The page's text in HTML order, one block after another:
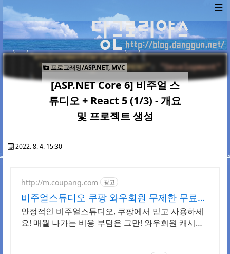
☰
프로그래밍/ASP.NET, MVC
[ASP.NET Core 6] 비주얼 스
튜디오 + React 5 (1/3) - 개요
및 프로젝트 생성
2022. 8. 4. 15:30
http://m.coupang.com 광고
비주얼스튜디오 쿠팡 와우회원 무제한 무료배
송
안정적인 비주얼스튜디오, 쿠팡에서 믿고 사용하세
요! 매월 나가는 비용 부담은 그만! 와우회원 캐시적